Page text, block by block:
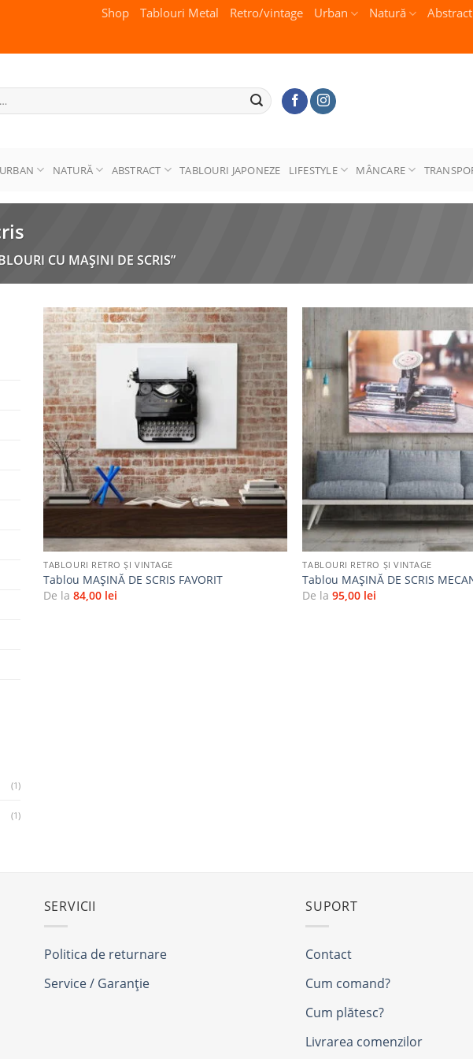
Shop Tablouri Metal Retro/vintage Urban Natură Abstract
URBAN NATURĂ ABSTRACT TABLOURI JAPONEZE LIFESTYLE MÂNCARE
CU MAȘINI DE SCRIS”
(1)
(1)
Adaugă
la
favorite
TABLOURI RETRO ȘI VINTAGE
Tablou MAȘINĂ DE SCRIS FAVORIT
De la84,00 lei
+
TABLOURI RETRO ȘI VINTAGE
Tablou MAȘINĂ DE SCRIS
De la95,00 lei
SERVICII
Politica de returnare
Service / Garanție
SUPORT
Contact
Cum comand?
Cum plătesc?
Livrarea comenzilor